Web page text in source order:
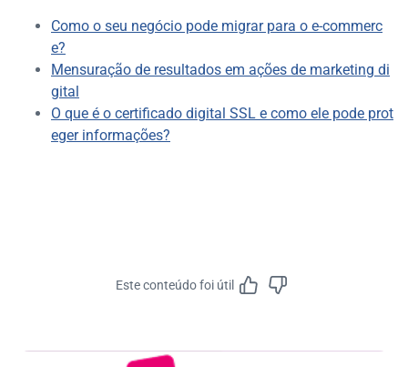
Como o seu negócio pode migrar para o e-commerc
e?
Mensuração de resultados em ações de marketing di
gital
O que é o certificado digital SSL e como ele pode prot
eger informações?
Este conteúdo foi útil